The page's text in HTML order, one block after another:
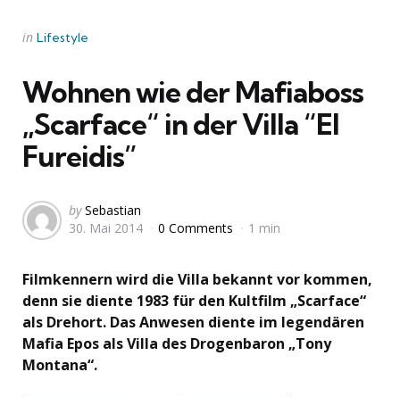
Categories
Posted
in Lifestyle
Wohnen wie der Mafiaboss
„Scarface“ in der Villa “El
Fureidis”
Posted
by
by Sebastian
30. Mai 2014
0 Comments 1 min
Filmkennern wird die Villa bekannt vor kommen,
denn sie diente 1983 für den Kultfilm „Scarface“
als Drehort. Das Anwesen diente im legendären
Mafia Epos als Villa des Drogenbaron „Tony
Montana“.